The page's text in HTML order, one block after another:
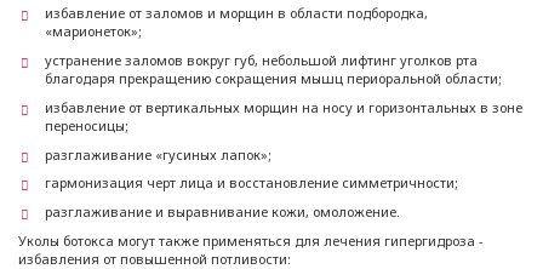
избавление от заломов и морщин в области подбородка,
«марионеток»;
устранение заломов вокруг губ, небольшой лифтинг уголков рта
благодаря прекращению сокращения мышц периоральной области;
избавление от вертикальных морщин на носу и горизонтальных в зоне
переносицы;
разглаживание «гусиных лапок»;
гармонизация черт лица и восстановление симметричности;
разглаживание и выравнивание кожи, омоложение.
Уколы ботокса могут также применяться для лечения гипергидроза -
избавления от повышенной потливости: